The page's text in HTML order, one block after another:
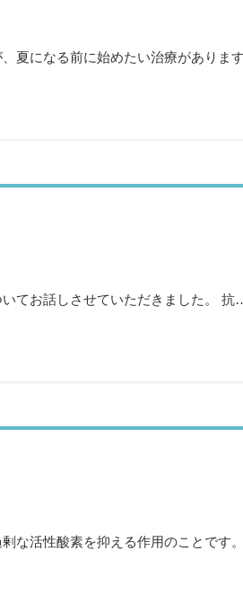
夏になる前に始めたい治療がありま
てお話しさせていただきました。 抗
な活性酸素を抑える作用のことです